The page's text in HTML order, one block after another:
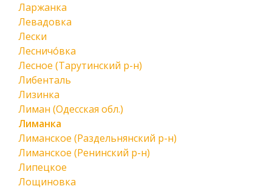
Ларжанка
Левадовка
Лески
Лесничо́вка
Лесное (Тарутинский р-н)
Либенталь
Лизинка
Лиман (Одесская обл.)
Лиманка
Лиманское (Раздельнянский р-н)
Лиманское (Ренинский р-н)
Липецкое
Лощиновка